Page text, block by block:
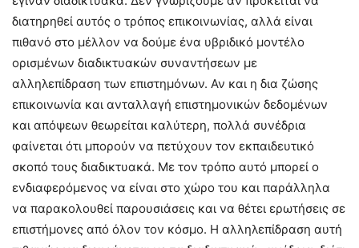
διατηρηθεί αυτός ο τρόπος επικοινωνίας, αλλά είναι
πιθανό στο μέλλον να δούμε ένα υβριδικό μοντέλο
ορισμένων διαδικτυακών συναντήσεων με
αλληλεπίδραση των επιστημόνων. Αν και η δια ζώσης
επικοινωνία και ανταλλαγή επιστημονικών δεδομένων
και απόψεων θεωρείται καλύτερη, πολλά συνέδρια
φαίνεται ότι μπορούν να πετύχουν τον εκπαιδευτικό
σκοπό τους διαδικτυακά. Με τον τρόπο αυτό μπορεί ο
ενδιαφερόμενος να είναι στο χώρο του και παράλληλα
να παρακολουθεί παρουσιάσεις και να θέτει ερωτήσεις σε
επιστήμονες από όλον τον κόσμο. Η αλληλεπίδραση αυτή